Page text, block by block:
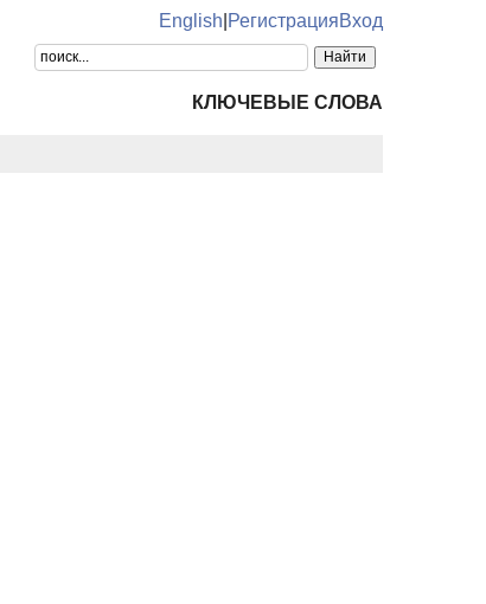
English РегистрацияВход
КЛЮЧЕВЫЕ СЛОВА